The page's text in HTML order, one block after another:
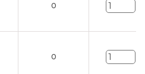
0
0